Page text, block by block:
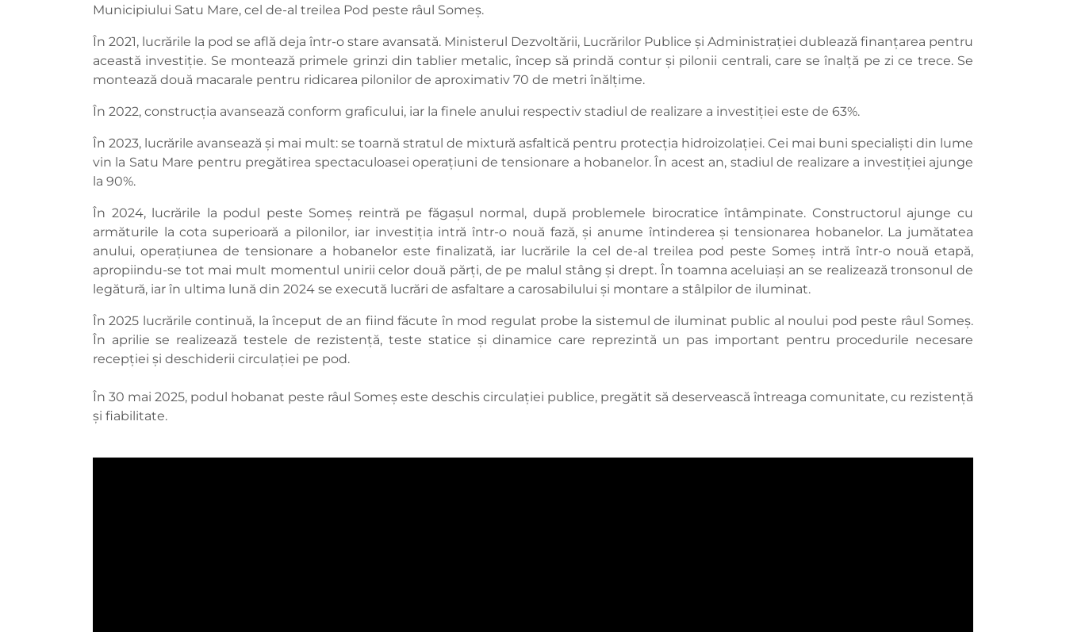
Municipiului Satu Mare, cel de-al treilea Pod peste râul Someș.
În 2021, lucrările la pod se află deja într-o stare avansată. Ministerul Dezvoltării, Lucrărilor Publice și Administrației dublează finanțarea pentru
această investiție. Se montează primele grinzi din tablier metalic, încep să prindă contur și pilonii centrali, care se înalță pe zi ce trece. Se
montează două macarale pentru ridicarea pilonilor de aproximativ 70 de metri înălțime.
În 2022, construcția avansează conform graficului, iar la finele anului respectiv stadiul de realizare a investiției este de 63%.
În 2023, lucrările avansează și mai mult: se toarnă stratul de mixtură asfaltică pentru protecția hidroizolației. Cei mai buni specialiști din lume
vin la Satu Mare pentru pregătirea spectaculoasei operațiuni de tensionare a hobanelor. În acest an, stadiul de realizare a investiției ajunge
la 90%.
În 2024, lucrările la podul peste Someș reintră pe făgașul normal, după problemele birocratice întâmpinate. Constructorul ajunge cu
armăturile la cota superioară a pilonilor, iar investiția intră într-o nouă fază, și anume întinderea și tensionarea hobanelor. La jumătatea
anului, operațiunea de tensionare a hobanelor este finalizată, iar lucrările la cel de-al treilea pod peste Someș intră într-o nouă etapă,
apropiindu-se tot mai mult momentul unirii celor două părți, de pe malul stâng și drept. În toamna aceluiași an se realizează tronsonul de
legătură, iar în ultima lună din 2024 se execută lucrări de asfaltare a carosabilului și montare a stâlpilor de iluminat.
În 2025 lucrările continuă, la început de an fiind făcute în mod regulat probe la sistemul de iluminat public al noului pod peste râul Someș.
În aprilie se realizează testele de rezistență, teste statice și dinamice care reprezintă un pas important pentru procedurile necesare
recepției și deschiderii circulației pe pod.
În 30 mai 2025, podul hobanat peste râul Someș este deschis circulației publice, pregătit să deservească întreaga comunitate, cu rezistență
și fiabilitate.